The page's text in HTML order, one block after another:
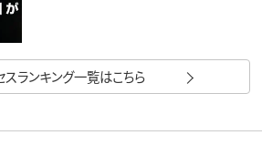
スランキング一覧はこちら